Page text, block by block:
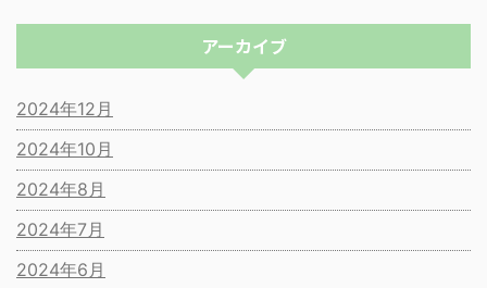
アーカイブ
2024年12月
2024年10月
2024年8月
2024年7月
2024年6月